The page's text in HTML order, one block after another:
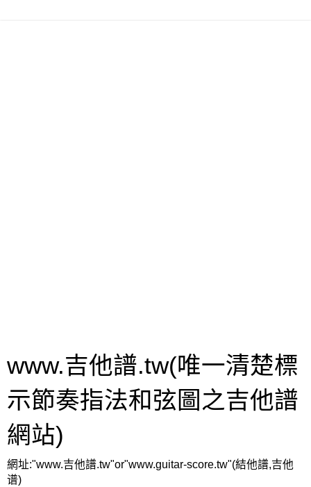
www.吉他譜.tw(唯一清楚標
示節奏指法和弦圖之吉他譜
網站)
網址:"www.吉他譜.tw"or"www.guitar-score.tw"(結他譜,吉他
谱)